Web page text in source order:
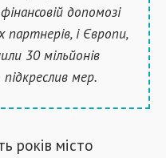
допомозі
і Європи,
30 мільйонів
мер.
років місто